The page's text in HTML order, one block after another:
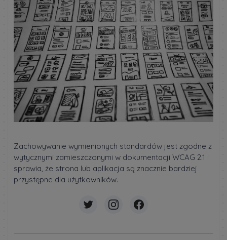
Zachowywanie wymienionych standardów jest zgodne z
wytycznymi zamieszczonymi w dokumentacji WCAG 2.1 i
sprawia, że strona lub aplikacja są znacznie bardziej
przystępne dla użytkowników.